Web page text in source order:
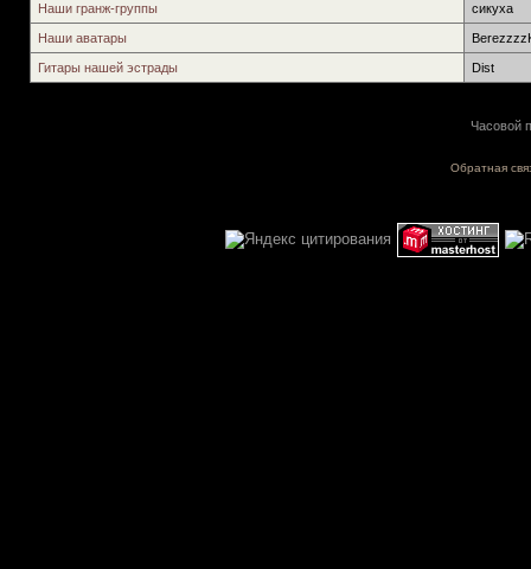
Наши гранж-группы сикуха
Наши аватары
Гитары нашей эстрады Dist
Часовой
Обратная